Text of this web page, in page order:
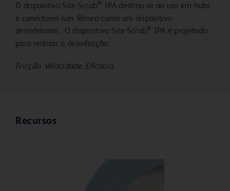
O dispositivo Site-Scrub® IPA destina-se ao uso em hubs
e conectores luer fêmea como um dispositivo
desinfetante. O dispositivo Site-Scrub® IPA é projetado
para realizar a desinfecção.
Fricção. Velocidade. Eficácia.
Recursos